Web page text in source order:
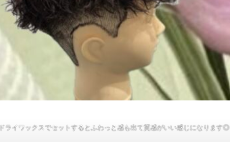
ドライワックスでセットするとふわっと感も出て質感がいい感じになります◎